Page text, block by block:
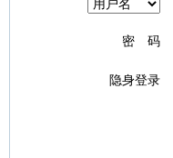
密 码
隐身登录